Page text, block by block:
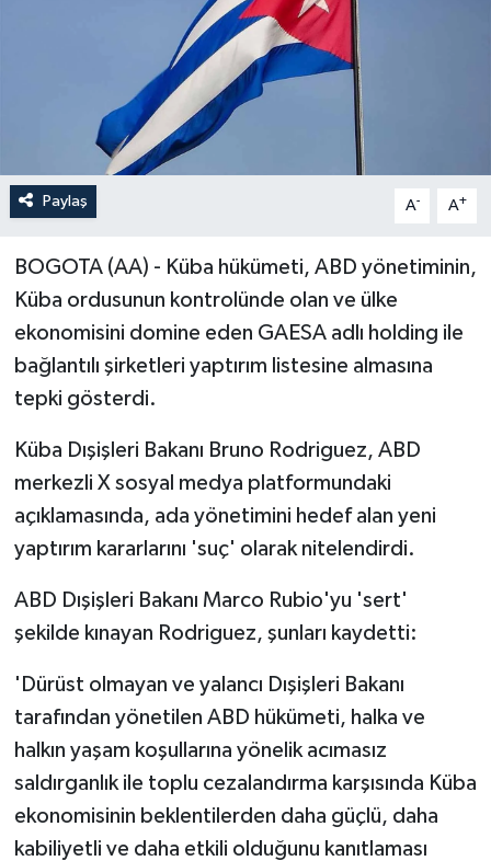
Paylaş A- A+
BOGOTA (AA) - Küba hükümeti, ABD yönetiminin,
Küba ordusunun kontrolünde olan ve ülke
ekonomisini domine eden GAESA adlı holding ile
bağlantılı şirketleri yaptırım listesine almasına
tepki gösterdi.
Küba Dışişleri Bakanı Bruno Rodriguez, ABD
merkezli X sosyal medya platformundaki
açıklamasında, ada yönetimini hedef alan yeni
yaptırım kararlarını 'suç' olarak nitelendirdi.
ABD Dışişleri Bakanı Marco Rubio'yu 'sert'
şekilde kınayan Rodriguez, şunları kaydetti:
'Dürüst olmayan ve yalancı Dışişleri Bakanı
tarafından yönetilen ABD hükümeti, halka ve
halkın yaşam koşullarına yönelik acımasız
saldırganlık ile toplu cezalandırma karşısında Küba
ekonomisinin beklentilerden daha güçlü, daha
kabiliyetli ve daha etkili olduğunu kanıtlaması